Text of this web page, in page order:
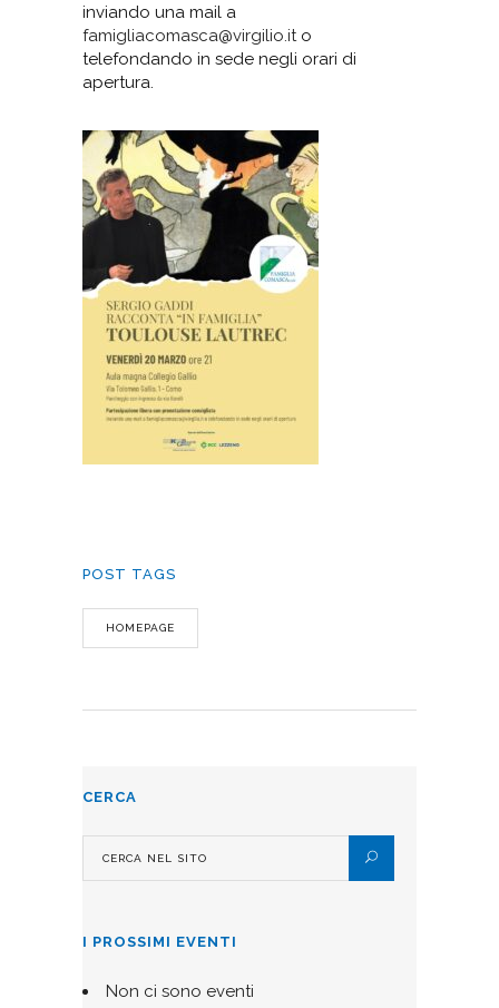
inviando una mail a
famigliacomasca@virgilio.ito
telefondando in sede negli orari di
apertura.
POST TAGS
HOMEPAGE
CERCA
I PROSSIMI EVENTI
Non ci sono eventi